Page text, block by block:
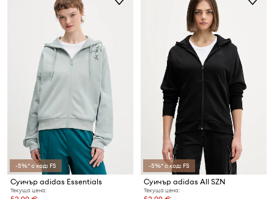
-5%* с код: FS
Суичър adidas Essentials
Текуща цена:
-5%* с код: FS
Суичър adidas All SZN
Текуща цена: